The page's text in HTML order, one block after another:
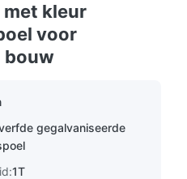
met kleur
voor
bouw
gegalvaniseerde
1T